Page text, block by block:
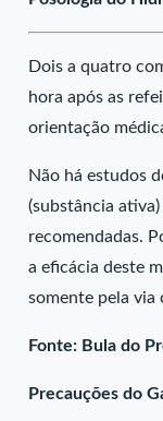
Dois a quatro
hora após as
orientação
Não há estudos
(substância
recomendadas.
a eficácia deste
somente pela via
Fonte: Bula do
Precauções do